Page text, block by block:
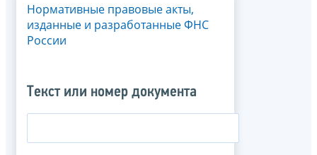
Нормативные правовые акты,
изданные и разработанные ФНС
России
Текст или номер документа